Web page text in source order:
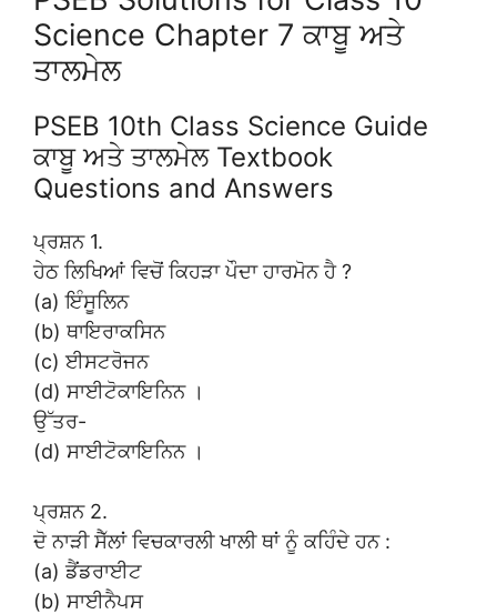
Science Chapter 7 ਕਾਬੂ ਅਤੇ
ਤਾਲਮੇਲ
PSEB 10th Class Science Guide
ਕਾਬੂ ਅਤੇ ਤਾਲਮੇਲ Textbook
Questions and Answers
ਪ੍ਰਸ਼ਨ 1.
ਹੇਠ ਲਿਖਿਆਂ ਵਿਚੋਂ ਕਿਹੜਾ ਪੌਦਾ ਹਾਰਮੋਨ ਹੈ ?
(a) ਇੰਸੂਲਿਨ
(b) ਥਾਇਰਾਕਸਿਨ
(c) ਈਸਟਰੋਜਨ
(d) ਸਾਈਟੋਕਾਇਨਿਨ ।
ਉੱਤਰ-
(d) ਸਾਈਟੋਕਾਇਨਿਨ ।
ਪ੍ਰਸ਼ਨ 2.
ਦੋ ਨਾੜੀ ਸੈੱਲਾਂ ਵਿਚਕਾਰਲੀ ਖਾਲੀ ਥਾਂ ਨੂੰ ਕਹਿੰਦੇ ਹਨ :
(a) ਡੈਂਡਰਾਈਟ
(b) ਸਾਈਨੈਪਸ